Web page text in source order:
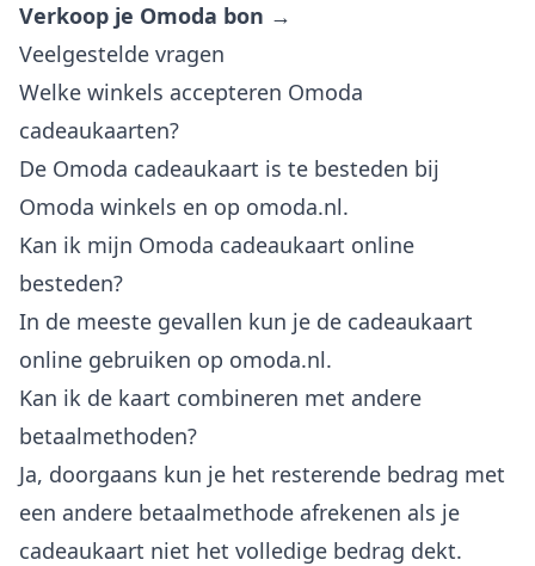
Verkoop je Omoda bon →
Veelgestelde vragen
Welke winkels accepteren Omoda
cadeaukaarten?
De Omoda cadeaukaart is te besteden bij
Omoda winkels en op omoda.nl.
Kan ik mijn Omoda cadeaukaart online
besteden?
In de meeste gevallen kun je de cadeaukaart
online gebruiken op omoda.nl.
Kan ik de kaart combineren met andere
betaalmethoden?
Ja, doorgaans kun je het resterende bedrag met
een andere betaalmethode afrekenen als je
cadeaukaart niet het volledige bedrag dekt.